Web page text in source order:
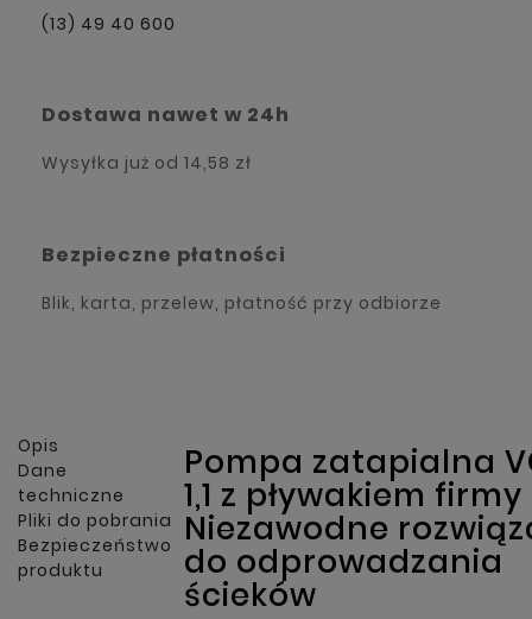
(13) 49 40 600
Dostawa nawet w 24h
Wysyłka już od 14,58 zł
Bezpieczne płatności
Blik, karta, przelew, płatność przy odbiorze
Opis
Dane
techniczne
Pliki do pobrania
Bezpieczeństwo
produktu
Pompa zatapialna
1,1 z pływakiem firmy
Niezawodne
do odprowadzania
ścieków